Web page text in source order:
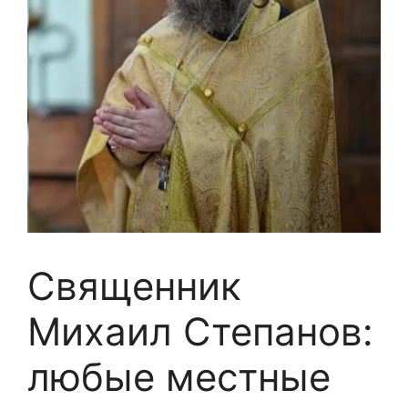
Священник
Михаил Степанов:
любые местные